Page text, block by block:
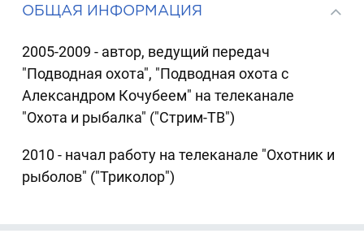
ОБЩАЯ ИНФОРМАЦИЯ
2005-2009 - автор, ведущий передач
"Подводная охота", "Подводная охота с
Александром Кочубеем" на телеканале
"Охота и рыбалка" ("Стрим-ТВ")
2010 - начал работу на телеканале "Охотник и
рыболов" ("Триколор")